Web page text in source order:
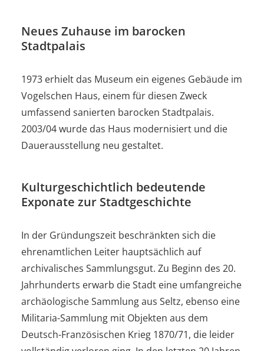
Neues Zuhause im barocken
Stadtpalais
1973 erhielt das Museum ein eigenes Gebäude im
Vogelschen Haus, einem für diesen Zweck
umfassend sanierten barocken Stadtpalais.
2003/04 wurde das Haus modernisiert und die
Dauerausstellung neu gestaltet.
Kulturgeschichtlich bedeutende
Exponate zur Stadtgeschichte
In der Gründungszeit beschränkten sich die
ehrenamtlichen Leiter hauptsächlich auf
archivalisches Sammlungsgut. Zu Beginn des 20.
Jahrhunderts erwarb die Stadt eine umfangreiche
archäologische Sammlung aus Seltz, ebenso eine
Militaria-Sammlung mit Objekten aus dem
Deutsch-Französischen Krieg 1870/71, die leider